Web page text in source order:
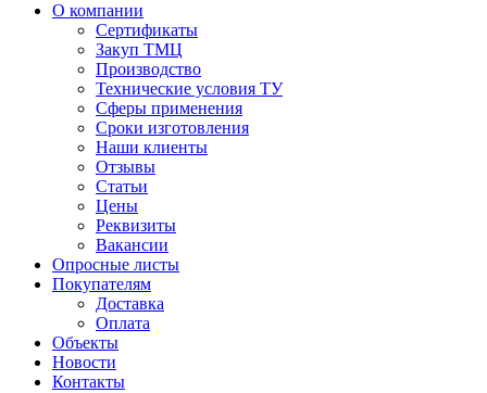
О компании
Сертификаты
Закуп ТМЦ
Производство
Технические условия ТУ
Сферы применения
Сроки изготовления
Наши клиенты
Отзывы
Статьи
Цены
Реквизиты
Вакансии
Опросные листы
Покупателям
Доставка
Оплата
Объекты
Новости
Контакты